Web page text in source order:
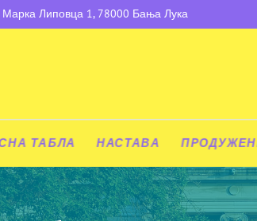
Липовца 1, 78000 Бања Лука
ТАБЛА НАСТАВА